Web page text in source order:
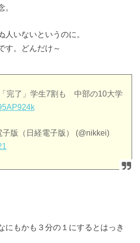
。
人いないというのに。
す。どんだけ～
完了」学生7割も 中部の10大学
版（日経電子版） (@nikkei)
にもかも３分の１にするとはっき